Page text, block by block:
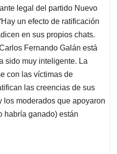
legal del partido Nuevo
un efecto de ratificación
en sus propios chats.
Fernando Galán está
sido muy inteligente. La
con las víctimas de
las creencias de sus
los moderados que apoyaron
habría ganado) están